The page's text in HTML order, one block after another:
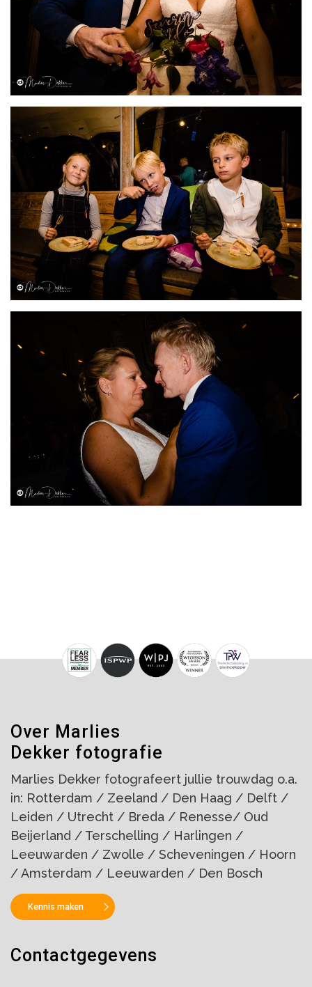
Over Marlies
Dekker fotografie
Marlies Dekker fotografeert jullie trouwdag o.a.
in: Rotterdam / Zeeland / Den Haag / Delft /
Leiden / Utrecht / Breda / Renesse/ Oud
Beijerland / Terschelling / Harlingen /
Leeuwarden / Zwolle / Scheveningen / Hoorn
/ Amsterdam / Leeuwarden / Den Bosch
Kennis maken
Contactgegevens